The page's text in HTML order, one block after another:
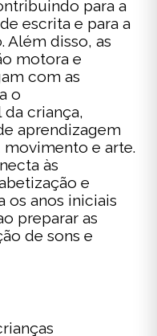
para a
escrita e para a
Além disso, as
motora e
com as
o
criança,
aprendizagem
e arte.
às
e
os anos iniciais
preparar as
de sons e